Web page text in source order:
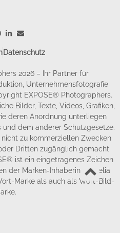
Datenschutz
2026 – Ihr Partner für
Unternehmensfotografie
EXPOSE® Photographers.
Bilder, Texte, Videos, Grafiken,
deren Anordnung unterliegen
dem anderer Schutzgesetze.
zu kommerziellen Zwecken
Dritten zugänglich gemacht
ist ein eingetragenes Zeichen
der Marken-Inhaberin Cornelia
Marke als auch als Wort-Bild-